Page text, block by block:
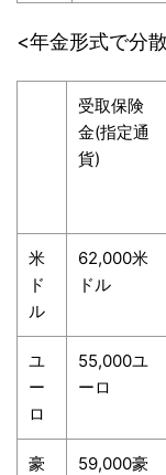
<年金形式で分
受取保険
金(指定通
貨)
米
ド
ル
62,000米
ドル
ユ
ー
ロ
55,000ユ
ーロ
豪
59,000豪